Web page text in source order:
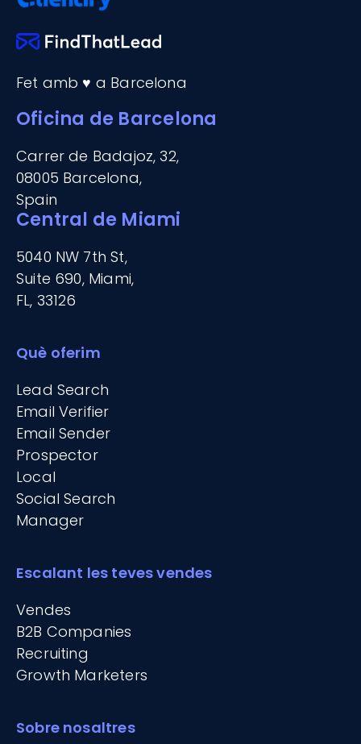
Fet amb ♥ a Barcelona
Oficina de Barcelona
Carrer de Badajoz, 32,
08005 Barcelona,
Spain
Central de Miami
5040 NW 7th St,
Suite 690, Miami,
FL, 33126
Què oferim
Lead Search
Email Verifier
Email Sender
Prospector
Local
Social Search
Manager
Escalant les teves vendes
Vendes
B2B Companies
Recruiting
Growth Marketers
Sobre nosaltres